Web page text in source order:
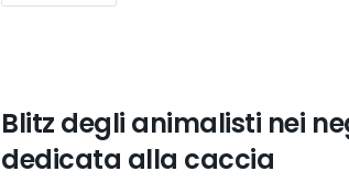
Blitz degli animalisti nei
dedicata alla caccia